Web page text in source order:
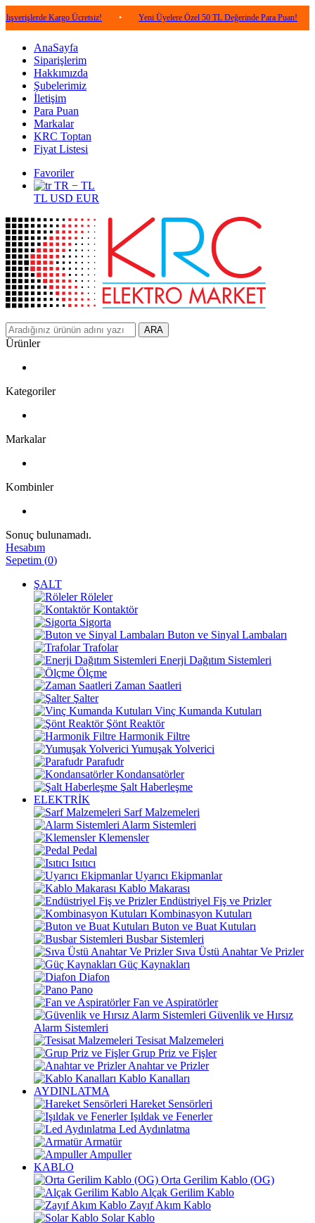
Kargo Ücretsiz! • Yeni Üyelere Özel 50 TL Değerinde Para Puan! •
AnaSayfa
Siparişlerim
Hakkımızda
Şubelerimiz
İletişim
Para Puan
Markalar
KRC Toptan
Fiyat Listesi
Favoriler
TR − TL
TL USD EUR
ARA
Ürünler
Kategoriler
Markalar
Kombinler
Sonuç bulunamadı.
Hesabım
Sepetim (0)
ŞALT
Röleler
Kontaktör
Sigorta
Buton ve Sinyal Lambaları
Trafolar
Enerji Dağıtım Sistemleri
Ölçme
Zaman Saatleri
Şalter
Vinç Kumanda Kutuları
Şönt Reaktör
Harmonik Filtre
Yumuşak Yolverici
Parafudr
Kondansatörler
Şalt Haberleşme
ELEKTRİK
Sarf Malzemeleri
Alarm Sistemleri
Klemensler
Pedal
Isıtıcı
Uyarıcı Ekipmanlar
Kablo Makarası
Endüstriyel Fiş ve Prizler
Kombinasyon Kutuları
Buton ve Buat Kutuları
Busbar Sistemleri
Sıva Üstü Anahtar Ve Prizler
Güç Kaynakları
Diafon
Pano
Fan ve Aspiratörler
Güvenlik ve Hırsız
Alarm Sistemleri
Tesisat Malzemeleri
Grup Priz ve Fişler
Anahtar ve Prizler
Kablo Kanalları
AYDINLATMA
Hareket Sensörleri
Işıldak ve Fenerler
Led Aydınlatma
Armatür
Ampuller
KABLO
Orta Gerilim Kablo (OG)
Alçak Gerilim Kablo
Zayıf Akım Kablo
Solar Kablo